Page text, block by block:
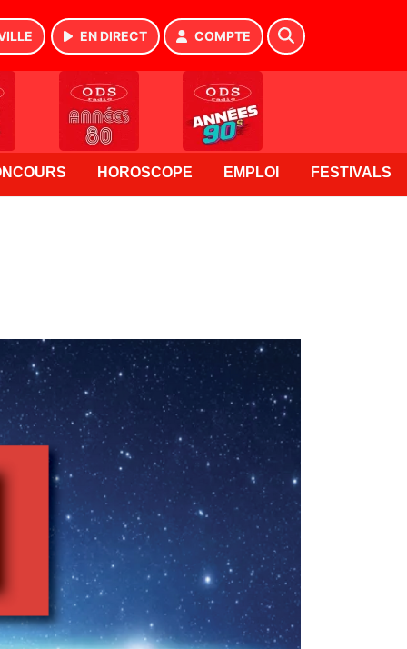
EN DIRECT COMPTE
HOROSCOPE EMPLOI FESTIVALS